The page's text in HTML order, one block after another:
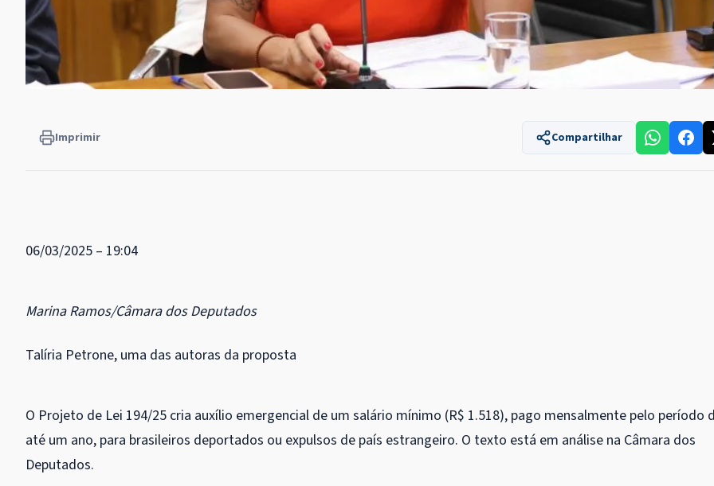
Imprimir Compartilhar
06/03/2025 – 19:04
Marina Ramos/Câmara dos Deputados
Talíria Petrone, uma das autoras da proposta
O Projeto de Lei 194/25 cria auxílio emergencial de um salário mínimo (R$ 1.518), pago mensalmente pelo período
até um ano, para brasileiros deportados ou expulsos de país estrangeiro. O texto está em análise na Câmara dos
Deputados.